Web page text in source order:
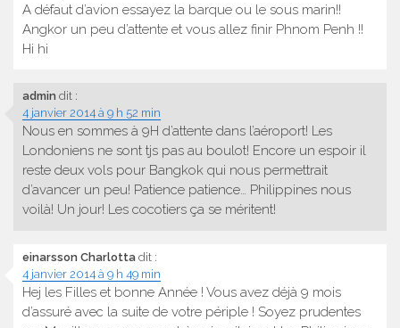
A défaut d’avion essayez la barque ou le sous marin!!
Angkor un peu d’attente et vous allez finir Phnom Penh !!
Hi hi
admin dit :
4 janvier 2014 à 9 h 52 min
Nous en sommes à 9H d’attente dans l’aéroport! Les
Londoniens ne sont tjs pas au boulot! Encore un espoir il
reste deux vols pour Bangkok qui nous permettrait
d’avancer un peu! Patience patience… Philippines nous
voilà! Un jour! Les cocotiers ça se méritent!
einarsson Charlotta dit :
4 janvier 2014 à 9 h 49 min
Hej les Filles et bonne Année ! Vous avez déjà 9 mois
d’assuré avec la suite de votre périple ! Soyez prudentes